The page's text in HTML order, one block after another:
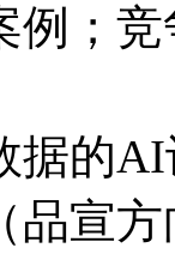
例；
据的
品宣